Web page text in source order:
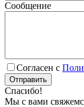
Сообщение
Согласен с
Отправить
Спасибо!
Мы с вами